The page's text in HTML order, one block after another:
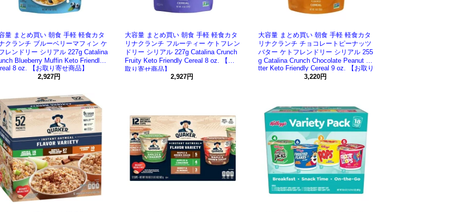
量 まとめ買い 朝食 手軽 軽食カタ
クランチ ブルーベリーマフィン ケ
レンドリー シリアル 227g Catalina
Blueberry Muffin Keto Friendly
8 oz. 【お取り寄せ商品】
2,927円
大容量 まとめ買い 朝食 手軽 軽食カタ
リナクランチ フルーティー ケトフレン
ドリー シリアル 227g Catalina Crunch
Fruity Keto Friendly Cereal 8 oz. 【お
取り寄せ商品】
2,927円
大容量 まとめ買い 朝食 手軽 軽食カタ
リナクランチ チョコレートピーナッツ
バター ケトフレンドリー シリアル 255
g Catalina Crunch Chocolate Peanut Bu
tter Keto Friendly Cereal 9 oz. 【お取り
3,220円